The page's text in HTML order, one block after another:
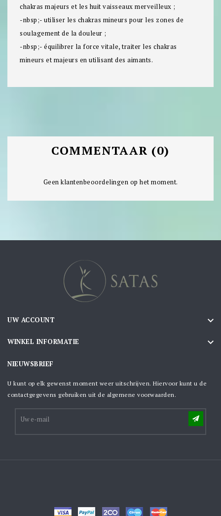
chakras majeurs et les huit vaisseaux merveilleux ;
-nbsp;- utiliser les chakras mineurs pour les zones de
soulagement de la douleur ;
-nbsp;- équilibrer la force vitale, traiter les chakras
mineurs et majeurs en utilisant des aimants.
COMMENTAAR (0)
Geen klantenbeoordelingen op het moment.
UW ACCOUNT 
WINKEL INFORMATIE 
NIEUWSBRIEF
U kunt op elk gewenst moment weer uitschrijven. Hiervoor kunt u de
contactgegevens gebruiken uit de algemene voorwaarden.